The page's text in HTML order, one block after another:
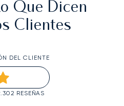
Que Dicen
Clientes
DEL CLIENTE
RESEÑAS